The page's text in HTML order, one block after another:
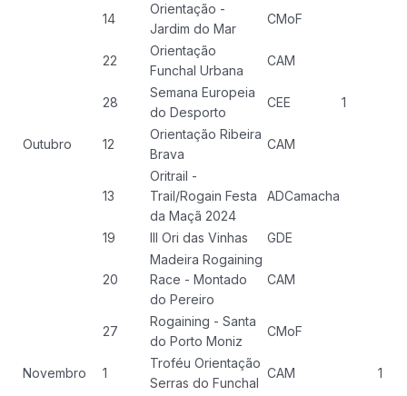
14
Orientação -
Jardim do Mar
CMoF
22
Orientação
Funchal Urbana
CAM
28
Semana Europeia
do Desporto
CEE 1
Outubro 12
Orientação Ribeira
Brava
CAM
13
Oritrail -
Trail/Rogain Festa
da Maçã 2024
ADCamacha
19 III Ori das Vinhas GDE
20
Madeira Rogaining
Race - Montado
do Pereiro
CAM
27
Rogaining - Santa
do Porto Moniz
CMoF
Novembro 1
Troféu Orientação
Serras do Funchal
CAM 1